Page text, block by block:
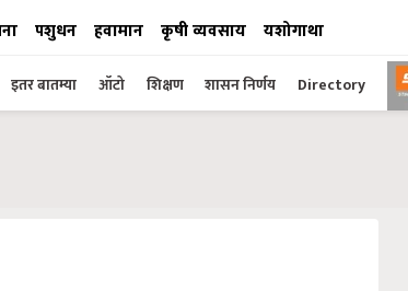
पशुधन हवामान कृषी व्यवसाय यशोगाथा
इतर बातम्या ऑटो शिक्षण शासन निर्णय Directory